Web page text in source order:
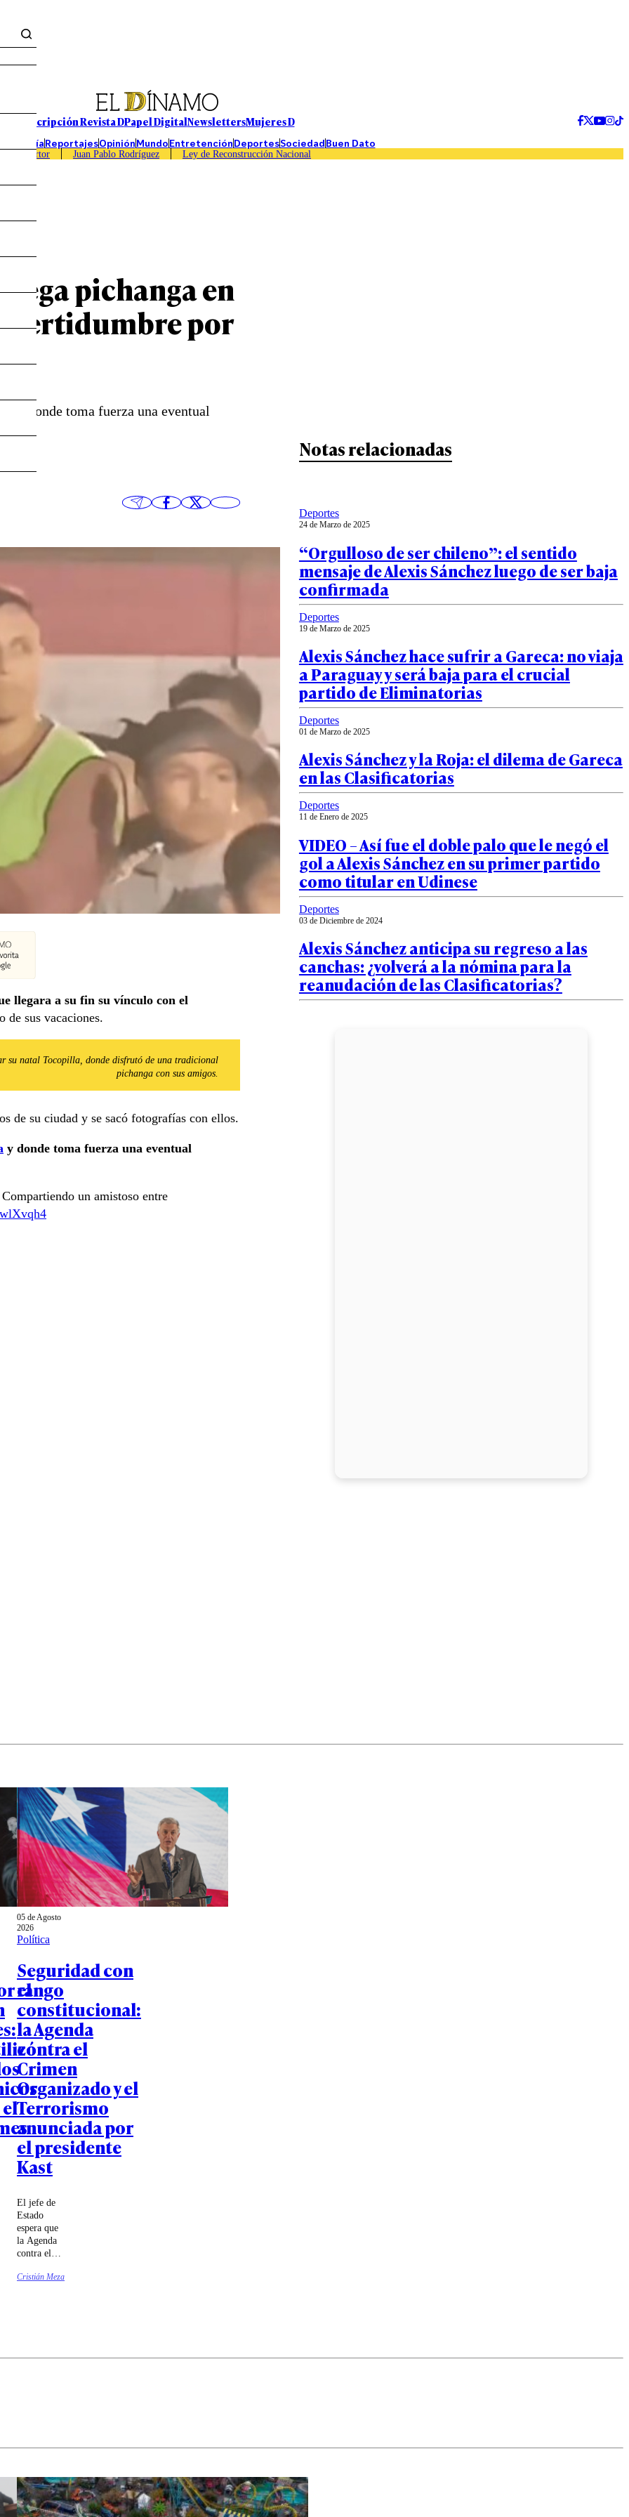
Suscripción Revista DPapel DigitalNewslettersMujeres D
EconomíaReportajesOpiniónMundoEntretenciónDeportesSociedadBuen Dato
Caso Sartor Juan Pablo Rodríguez Ley de Reconstrucción Nacional
pichanga en
por
y donde toma fuerza una eventual
llegara a su fin su vínculo con el
de sus vacaciones.
su natal Tocopilla, donde disfrutó de una tradicional
pichanga con sus amigos.
de su ciudad y se sacó fotografías con ellos.
y donde toma fuerza una eventual
Compartiendo un amistoso entre
Notas relacionadas
Deportes
24 de Marzo de 2025
“Orgulloso de ser chileno”: el sentido
mensaje de Alexis Sánchez luego de ser baja
confirmada
Deportes
19 de Marzo de 2025
Alexis Sánchez hace sufrir a Gareca: no viaja
a Paraguay y será baja para el crucial
partido de Eliminatorias
Deportes
01 de Marzo de 2025
Alexis Sánchez y la Roja: el dilema de Gareca
en las Clasificatorias
Deportes
11 de Enero de 2025
VIDEO – Así fue el doble palo que le negó el
gol a Alexis Sánchez en su primer partido
como titular en Udinese
Deportes
03 de Diciembre de 2024
Alexis Sánchez anticipa su regreso a las
canchas: ¿volverá a la nómina para la
reanudación de las Clasificatorias?
el
05 de Agosto
2026
Política
Seguridad con
rango
constitucional:
la Agenda
contra el
Crimen
Organizado y el
Terrorismo
anunciada por
el presidente
Kast
El jefe de
Estado
espera que
la Agenda
contra el
Organizado
Cristián Meza